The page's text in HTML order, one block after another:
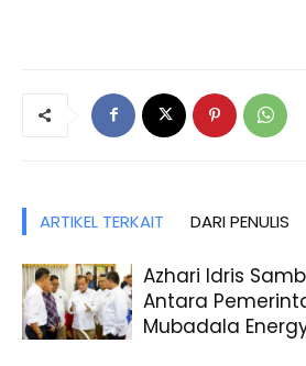
ARTIKEL TERKAIT DARI PENULIS
Azhari Idris
Antara
Mubadala